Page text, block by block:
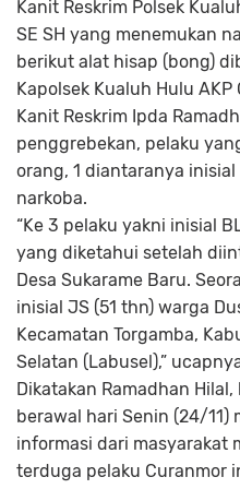
Kanit Reskrim Polsek
SE SH yang menemukan
berikut alat hisap (bong)
Kapolsek Kualuh Hulu
Kanit Reskrim Ipda
penggrebekan, pelaku
orang, 1 diantaranya
narkoba.
“Ke 3 pelaku yakni inisial
yang diketahui setelah
Desa Sukarame Baru.
inisial JS (51 thn) warga
Kecamatan Torgamba,
Selatan (Labusel),”
Dikatakan Ramadhan
berawal hari Senin (24/
informasi dari masyarakat
terduga pelaku Curanmor